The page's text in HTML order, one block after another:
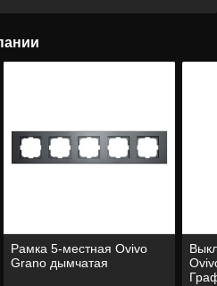
Рамка 5-местная Ovivo
Grano дымчатая